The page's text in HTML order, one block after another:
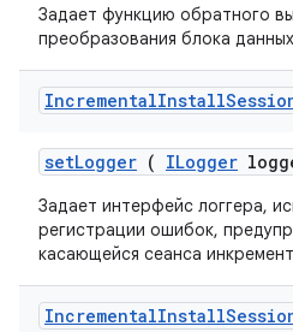
Задает функцию обратного
преобразования блока
IncrementalInstall
setLogger ( ILogger
Задает интерфейс логгера,
регистрации ошибок,
касающейся сеанса
IncrementalInstall